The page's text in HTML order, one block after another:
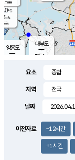
℃
m/s
mm
영흥도
대부도
31.6
mm
요소
지역
날짜
이전자료 -12시간
+1시간